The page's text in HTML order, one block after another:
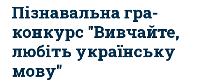
Пізнавальна гра-
конкурс "Вивчайте,
любіть українську
мову"